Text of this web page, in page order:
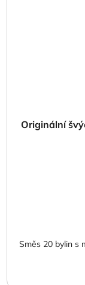
Originální
Směs 20 bylin s